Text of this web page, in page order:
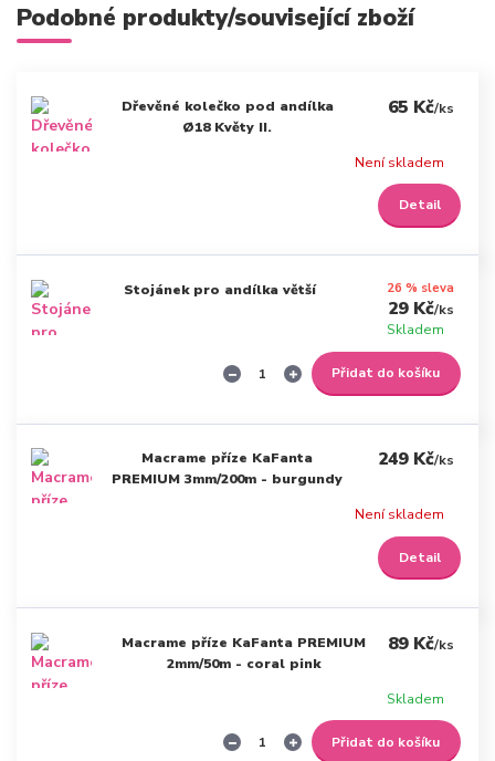
Podobné produkty/související zboží
Dřevěné kolečko pod andílka
Ø18 Květy II.
65 Kč/ks
Není skladem
Detail
Stojánek pro andílka větší 26 % sleva
29 Kč/ks
Skladem
Přidat do košíku
Macrame příze KaFanta
PREMIUM 3mm/200m - burgundy
249 Kč/ks
Není skladem
Detail
Macrame příze KaFanta PREMIUM
2mm/50m - coral pink
89 Kč/ks
Skladem
Přidat do košíku